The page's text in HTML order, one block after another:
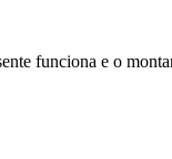
funciona e o